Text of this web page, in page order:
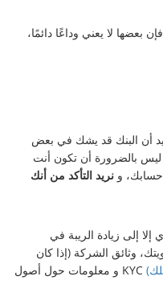
بعضها لا يعني وداعًا دائمًا،
أن البنك قد يشك في بعض
ليس بالضرورة أن تكون أنت
و نريد التأكد من أنك
إلى زيادة الريبة في
وثائق الشركة (إذا كان
KYC و معلومات حول أصول